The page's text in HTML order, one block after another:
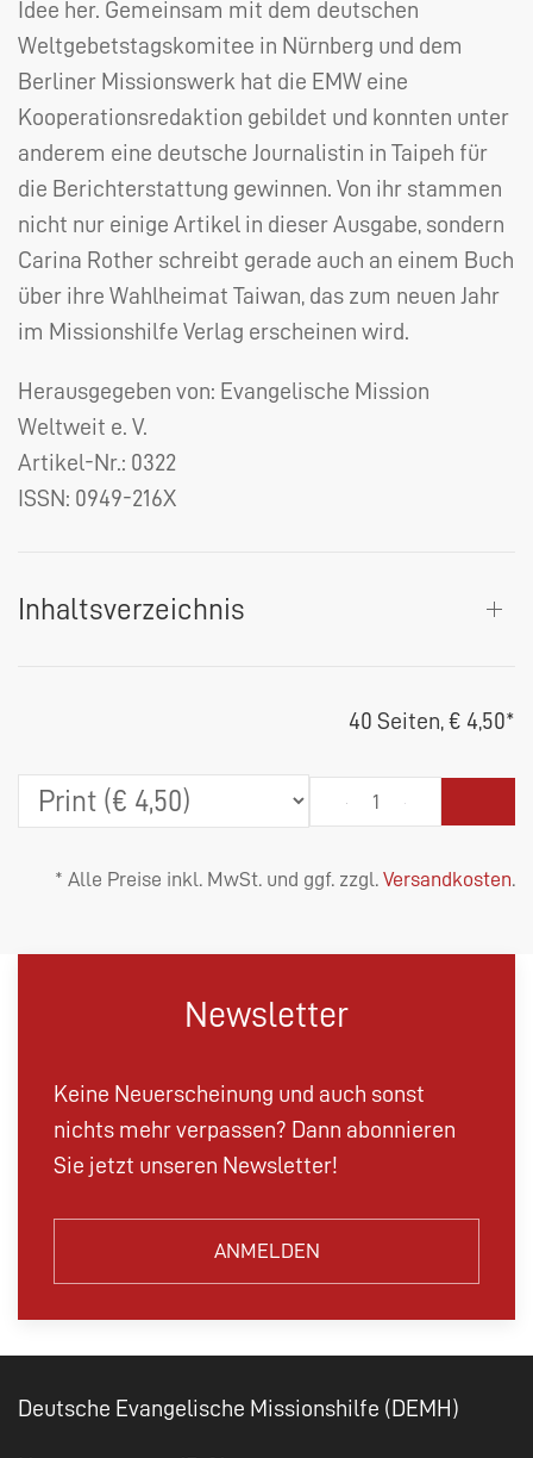
Idee her. Gemeinsam mit dem deutschen
Weltgebetstagskomitee in Nürnberg und dem
Berliner Missionswerk hat die EMW eine
Kooperationsredaktion gebildet und konnten unter
anderem eine deutsche Journalistin in Taipeh für
die Berichterstattung gewinnen. Von ihr stammen
nicht nur einige Artikel in dieser Ausgabe, sondern
Carina Rother schreibt gerade auch an einem Buch
über ihre Wahlheimat Taiwan, das zum neuen Jahr
im Missionshilfe Verlag erscheinen wird.
Herausgegeben von: Evangelische Mission
Weltweit e. V.
Artikel-Nr.: 0322
ISSN: 0949-216X
Inhaltsverzeichnis
40 Seiten, € 4,50*
* Alle Preise inkl. MwSt. und ggf. zzgl. Versandkosten.
Newsletter
Keine Neuerscheinung und auch sonst
nichts mehr verpassen? Dann abonnieren
Sie jetzt unseren Newsletter!
ANMELDEN
Deutsche Evangelische Missionshilfe (DEMH)